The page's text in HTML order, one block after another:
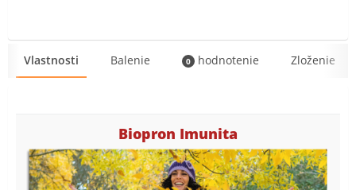
Vlastnosti Balenie 0 hodnotenie Zloženie
Biopron Imunita